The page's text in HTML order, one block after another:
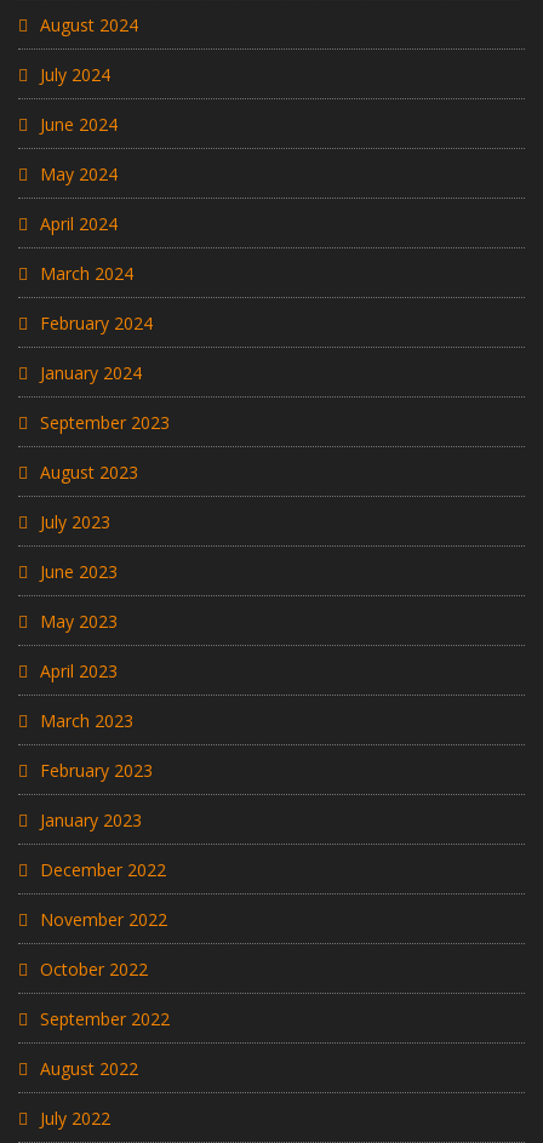
August 2024
July 2024
June 2024
May 2024
April 2024
March 2024
February 2024
January 2024
September 2023
August 2023
July 2023
June 2023
May 2023
April 2023
March 2023
February 2023
January 2023
December 2022
November 2022
October 2022
September 2022
August 2022
July 2022